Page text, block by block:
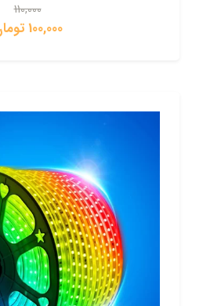
110,000
100,000 تومان